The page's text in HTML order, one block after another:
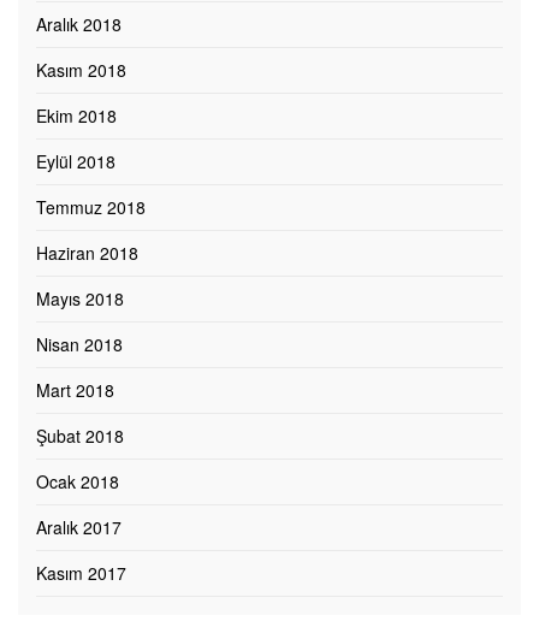
Aralık 2018
Kasım 2018
Ekim 2018
Eylül 2018
Temmuz 2018
Haziran 2018
Mayıs 2018
Nisan 2018
Mart 2018
Şubat 2018
Ocak 2018
Aralık 2017
Kasım 2017